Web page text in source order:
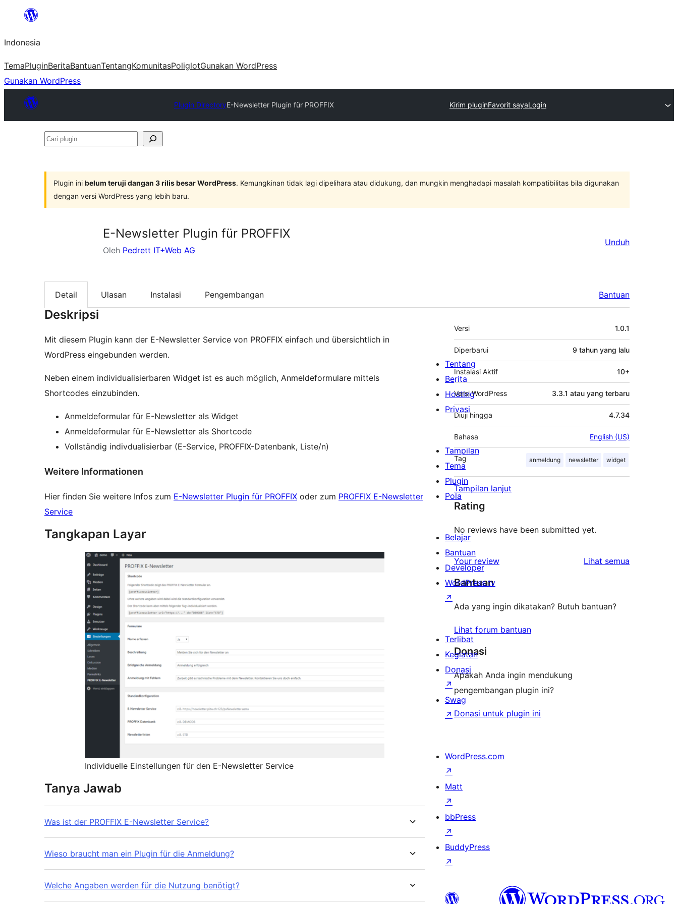
Lewati
konten
Indonesia
TemaPluginBeritaBantuanTentangKomunitasPoliglotGunakan WordPress
Gunakan WordPress
Plugin DirectoryE-Newsletter Plugin für PROFFIX Kirim pluginFavorit sayaLogin
Cari
Plugin ini belum teruji dangan 3 rilis besar WordPress. Kemungkinan tidak lagi dipelihara atau didukung, dan mungkin menghadapi masalah kompatibilitas bila digunakan
dengan versi WordPress yang lebih baru.
E-Newsletter Plugin für PROFFIX
Oleh Pedrett IT+Web AG
Unduh
Detail Ulasan Instalasi Pengembangan Bantuan
Deskripsi
Mit diesem Plugin kann der E-Newsletter Service von PROFFIX einfach und übersichtlich in
WordPress eingebunden werden.
Neben einem individualisierbaren Widget ist es auch möglich, Anmeldeformulare mittels
Shortcodes einzubinden.
Anmeldeformular für E-Newsletter als Widget
Anmeldeformular für E-Newsletter als Shortcode
Vollständig indivdualisierbar (E-Service, PROFFIX-Datenbank, Liste/n)
Weitere Informationen
Hier finden Sie weitere Infos zum E-Newsletter Plugin für PROFFIX oder zum PROFFIX E-Newsletter
Service
Tangkapan Layar
Individuelle Einstellungen für den E-Newsletter Service
Tanya Jawab
Was ist der PROFFIX E-Newsletter Service?
Wieso braucht man ein Plugin für die Anmeldung?
Welche Angaben werden für die Nutzung benötigt?
Meta
Versi 1.0.1
Diperbarui 9 tahun yang lalu
Instalasi Aktif 10+
Versi WordPress 3.3.1 atau yang terbaru
Diuji hingga 4.7.34
Bahasa English (US)
Tag anmeldung newsletter widget
Tampilan lanjut
Rating
No reviews have been submitted yet.
Your review Lihat semua
Bantuan
Ada yang ingin dikatakan? Butuh bantuan?
Lihat forum bantuan
Donasi
Apakah Anda ingin mendukung
pengembangan plugin ini?
Donasi untuk plugin ini
Tentang
Berita
Hosting
Privasi
Tampilan
Tema
Plugin
Pola
Belajar
Bantuan
Developer
WordPress.tv
↗
Terlibat
Kegiatan
Donasi
↗
Swag
↗
WordPress.com
↗
Matt
↗
bbPress
↗
BuddyPress
↗